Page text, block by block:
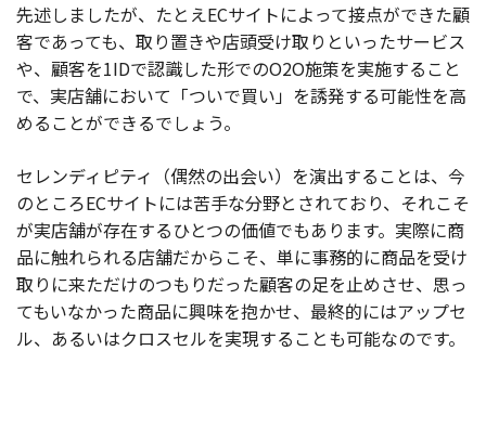
先述しましたが、たとえECサイトによって接点ができた顧
客であっても、取り置きや店頭受け取りといったサービス
や、顧客を1IDで認識した形でのO2O施策を実施すること
で、実店舗において「ついで買い」を誘発する可能性を高
めることができるでしょう。
セレンディピティ（偶然の出会い）を演出することは、今
のところECサイトには苦手な分野とされており、それこそ
が実店舗が存在するひとつの価値でもあります。実際に商
品に触れられる店舗だからこそ、単に事務的に商品を受け
取りに来ただけのつもりだった顧客の足を止めさせ、思っ
てもいなかった商品に興味を抱かせ、最終的にはアップセ
ル、あるいはクロスセルを実現することも可能なのです。